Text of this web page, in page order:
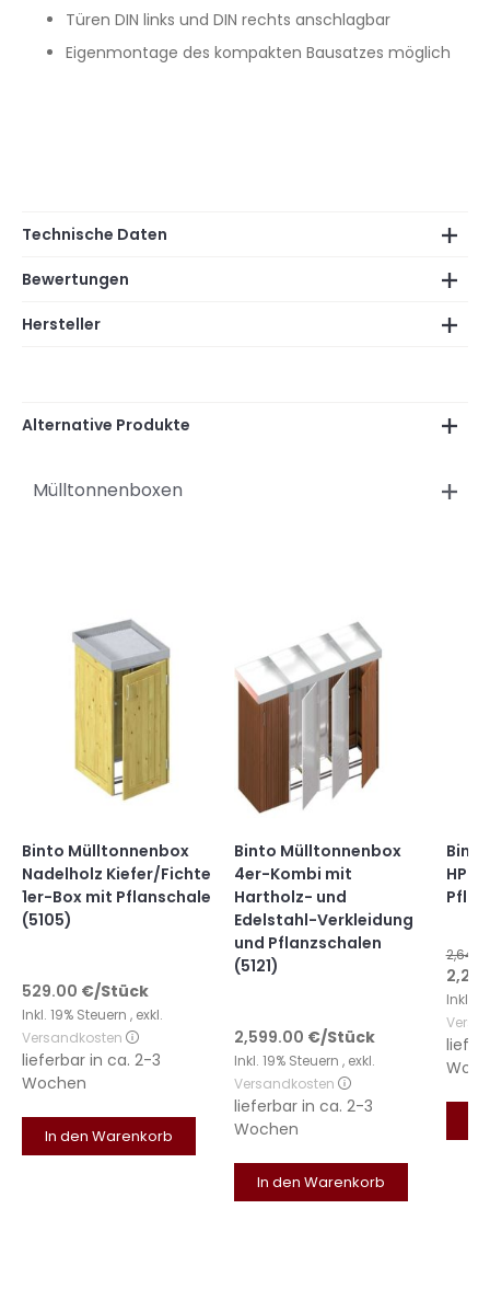
Türen DIN links und DIN rechts anschlagbar
Eigenmontage des kompakten Bausatzes möglich
Technische Daten
Bewertungen
Hersteller
Alternative Produkte
Mülltonnenboxen
Binto Mülltonnenbox
Nadelholz Kiefer/Fichte
1er-Box mit Pflanschale
(5105)
529.00 €/Stück
Inkl. 19% Steuern , exkl.
Versandkosten
lieferbar in ca. 2-3
Wochen
In den Warenkorb
Binto Mülltonnenbox
4er-Kombi mit
Hartholz- und
Edelstahl-Verkleidung
und Pflanzschalen
(5121)
2,599.00 €/Stück
Inkl. 19% Steuern , exkl.
Versandkosten
lieferbar in ca. 2-3
Wochen
In den Warenkorb
HPL
Inkl.